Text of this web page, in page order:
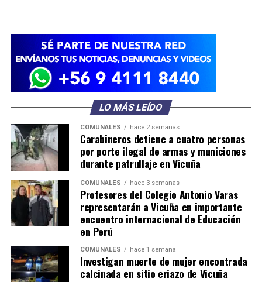
LO MÁS LEÍDO
COMUNALES hace 2 semanas
Carabineros detiene a cuatro personas
por porte ilegal de armas y municiones
durante patrullaje en Vicuña
COMUNALES hace 3 semanas
Profesores del Colegio Antonio Varas
representarán a Vicuña en importante
encuentro internacional de Educación
en Perú
COMUNALES hace 1 semana
Investigan muerte de mujer encontrada
calcinada en sitio eriazo de Vicuña